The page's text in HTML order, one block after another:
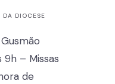
DA DIOCESE
– Missas
de